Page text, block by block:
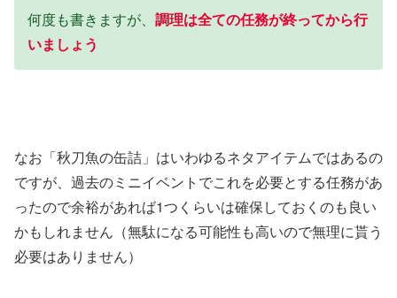
何度も書きますが、 調理は全ての任務が終ってから行
いましょう
なお「秋刀魚の缶詰」はいわゆるネタアイテムではあるの
ですが、過去のミニイベントでこれを必要とする任務があ
ったので余裕があれば1つくらいは確保しておくのも良い
かもしれません（無駄になる可能性も高いので無理に貰う
必要はありません）